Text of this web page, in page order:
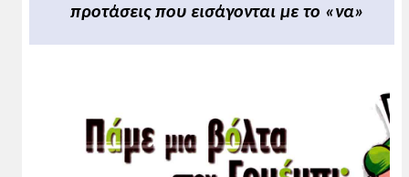
προτάσεις που εισάγονται με το «να»